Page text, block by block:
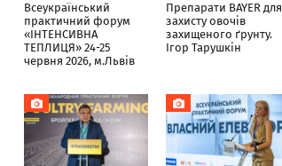
Всеукраїнський
практичний форум
«ІНТЕНСИВНА
ТЕПЛИЦЯ» 24-25
червня 2026, м.Львів
Препарати BAYER для
захисту овочів
захищеного ґрунту.
Ігор Тарушкін